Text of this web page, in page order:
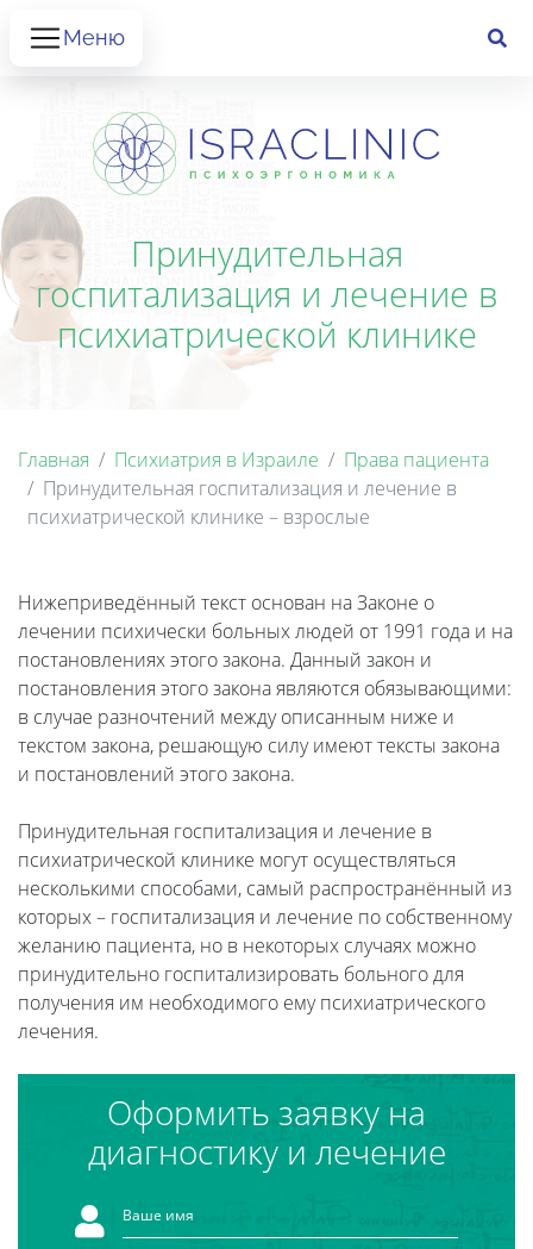
Меню
Принудительная
госпитализация и лечение в
психиатрической клинике
Главная Психиатрия в Израиле
Права пациента
Принудительная госпитализация и лечение в
психиатрической клинике – взрослые
Нижеприведённый текст основан на Законе о
лечении психически больных людей от 1991 года и на
постановлениях этого закона. Данный закон и
постановления этого закона являются обязывающими:
в случае разночтений между описанным ниже и
текстом закона, решающую силу имеют тексты закона
и постановлений этого закона.
Принудительная госпитализация и лечение в
психиатрической клинике могут осуществляться
несколькими способами, самый распространённый из
которых – госпитализация и лечение по собственному
желанию пациента, но в некоторых случаях можно
принудительно госпитализировать больного для
получения им необходимого ему психиатрического
лечения.
Оформить заявку на
диагностику и лечение